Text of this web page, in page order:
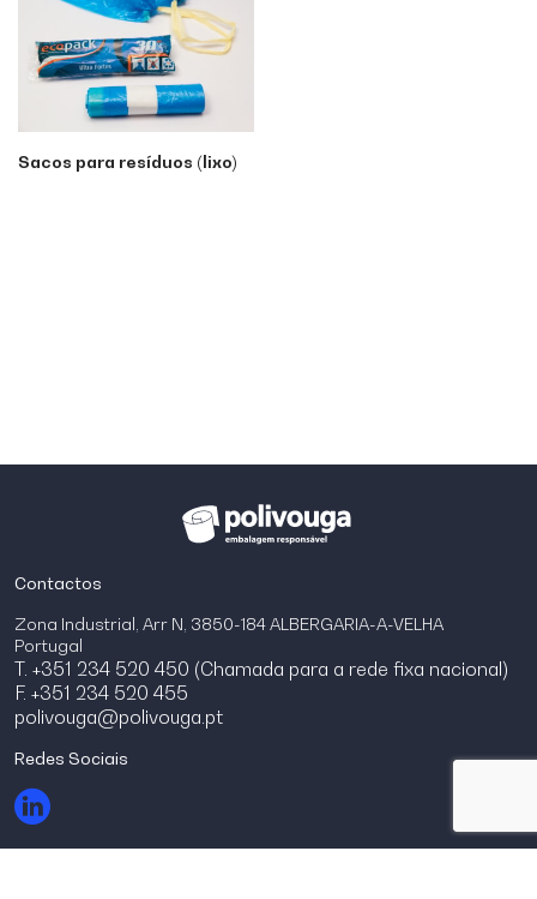
Sacos para resíduos (lixo)
Contactos
Zona Industrial, Arr N, 3850-184 ALBERGARIA-A-VELHA
Portugal
T. +351 234 520 450 (Chamada para a rede fixa nacional)
F. +351 234 520 455
polivouga@polivouga.pt
Redes Sociais